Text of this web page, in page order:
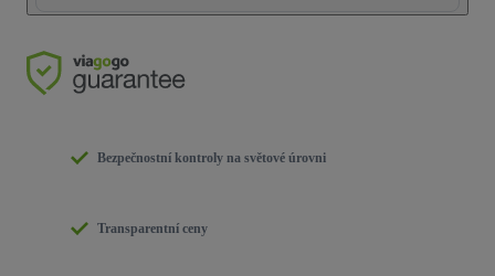
Bezpečnostní kontroly na světové úrovni
Transparentní ceny